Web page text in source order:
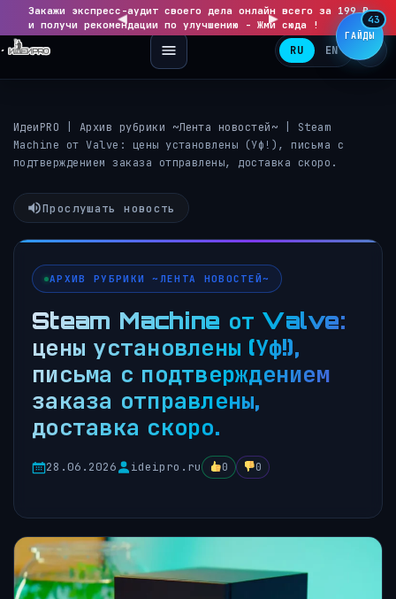
◀
Закажи экспресс-аудит своего дела онлайн всего за 199 ₽
и получи рекомендации по улучшению - Жми сюда !
▶
RU EN
ИдеиPRO Архив рубрики ~Лента новостей~
Steam
Machine от Valve: цены установлены (Уф!), письма с
подтверждением заказа отправлены, доставка скоро.
Прослушать новость
АРХИВ РУБРИКИ ~ЛЕНТА НОВОСТЕЙ~
Steam Machine от Valve:
цены установлены (Уф!),
письма с подтверждением
заказа отправлены,
доставка скоро.
28.06.2026 ideipro.ru 0 0
ГАЙДЫ
43